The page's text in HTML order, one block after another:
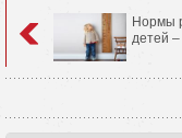
Нормы
детей